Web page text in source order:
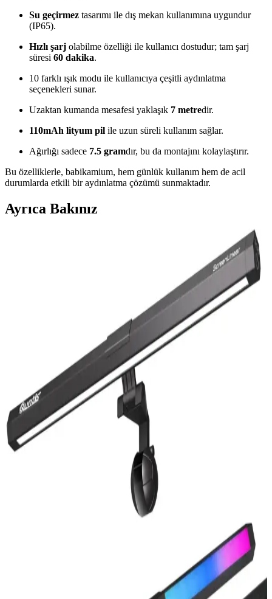
Su geçirmez tasarımı ile dış mekan kullanımına uygundur
(IP65).
Hızlı şarj olabilme özelliği ile kullanıcı dostudur; tam şarj
süresi 60 dakika.
10 farklı ışık modu ile kullanıcıya çeşitli aydınlatma
seçenekleri sunar.
Uzaktan kumanda mesafesi yaklaşık 7 metredir.
110mAh lityum pil ile uzun süreli kullanım sağlar.
Ağırlığı sadece 7.5 gramdır, bu da montajını kolaylaştırır.
Bu özelliklerle, babikamium, hem günlük kullanım hem de acil
durumlarda etkili bir aydınlatma çözümü sunmaktadır.
Ayrıca Bakınız
Günlük Yaşamı Kolaylaştıran Pratik Teknolojik
Bu yazı, USB-C masa lambalarından akıllı ev sistemlerine kadar,
günlük yaşamı kolaylaştıran ve verimliliği artıran teknolojik
yükseltmeleri detaylı şekilde ele alıyor. Pratik çözümlerle
Profesyonel Elektronik Onarımında Kullanılan
Ekipmanlar ve Çalışma Alanlarının Önemi
Elektronik onarımda kullanılan test cihazları, lehim istasyonları ve
aydınlatma ekipmanları iş kalitesini artırır. Düzenli çalışma alanları
ve dayanıklı bilgisayarlar, onarım süreçlerini kolaylaştırır.
Wiz 60W Renkli Ambiyans ve Xiaomi Mi Smart
Bulb Lite Karşılaştırması
İki önde gelen akıllı ampul olan Wiz 60W ve Xiaomi Mi Smart Bulb
Lite'ın özellikleri ve kullanıcı yorumlarıyla detaylı karşılaştırması.
Photon Ultimate H7 LED Farlar: Uzun Ömürlü,
Güçlü ve Güvenilir Otomotiv Aydınlatma Çözümü
Photon Ultimate H7 LED farlar, yüksek performans, dayanıklılık ve
kolay montaj sağlayan yenilikçi otomotiv aydınlatma ürünüdür.
Photon Mono H11 LED Xenon Karşılaştırması: